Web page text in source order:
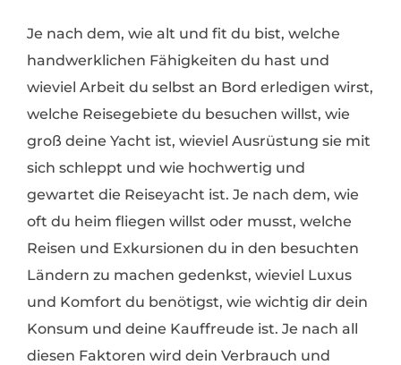
Je nach dem, wie alt und fit du bist, welche
handwerklichen Fähigkeiten du hast und
wieviel Arbeit du selbst an Bord erledigen wirst,
welche Reisegebiete du besuchen willst, wie
groß deine Yacht ist, wieviel Ausrüstung sie mit
sich schleppt und wie hochwertig und
gewartet die Reiseyacht ist. Je nach dem, wie
oft du heim fliegen willst oder musst, welche
Reisen und Exkursionen du in den besuchten
Ländern zu machen gedenkst, wieviel Luxus
und Komfort du benötigst, wie wichtig dir dein
Konsum und deine Kauffreude ist. Je nach all
diesen Faktoren wird dein Verbrauch und